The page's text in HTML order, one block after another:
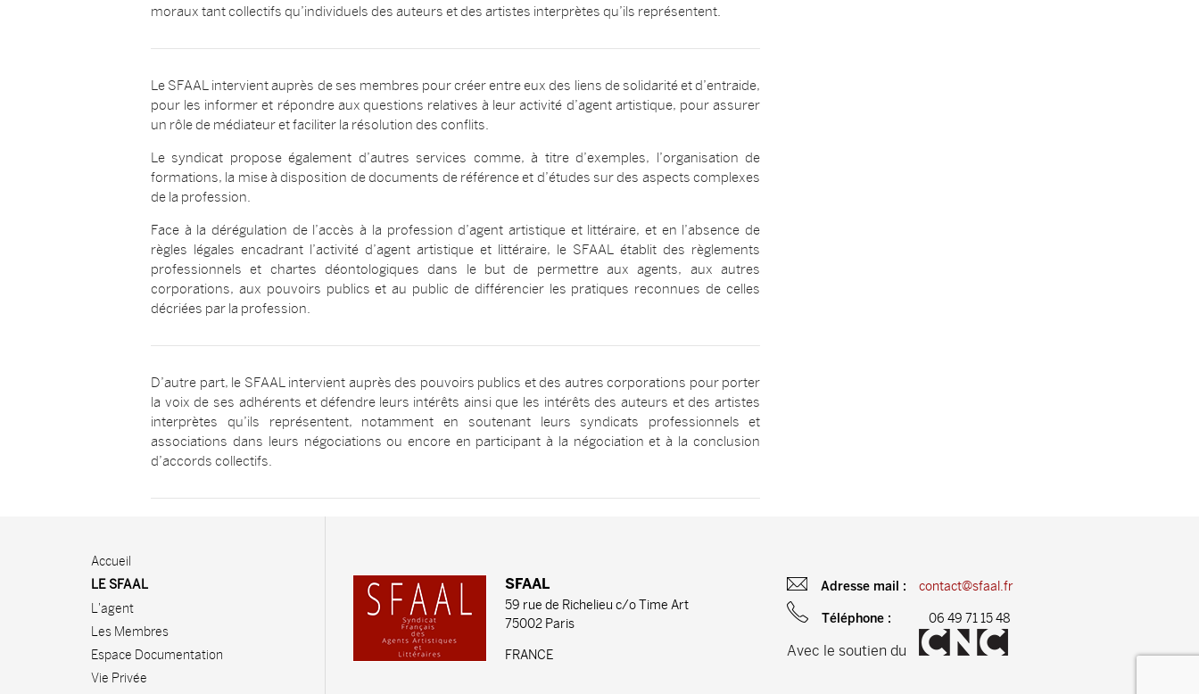
moraux tant collectifs qu’individuels des auteurs et des artistes interprètes qu’ils représentent.
Le SFAAL intervient auprès de ses membres pour créer entre eux des liens de solidarité et d’entraide,
pour les informer et répondre aux questions relatives à leur activité d’agent artistique, pour assurer
un rôle de médiateur et faciliter la résolution des conflits.
Le syndicat propose également d’autres services comme, à titre d’exemples, l’organisation de
formations, la mise à disposition de documents de référence et d’études sur des aspects complexes
de la profession.
Face à la dérégulation de l’accès à la profession d’agent artistique et littéraire, et en l’absence de
règles légales encadrant l’activité d’agent artistique et littéraire, le SFAAL établit des règlements
professionnels et chartes déontologiques dans le but de permettre aux agents, aux autres
corporations, aux pouvoirs publics et au public de différencier les pratiques reconnues de celles
décriées par la profession.
D’autre part, le SFAAL intervient auprès des pouvoirs publics et des autres corporations pour porter
la voix de ses adhérents et défendre leurs intérêts ainsi que les intérêts des auteurs et des artistes
interprètes qu’ils représentent, notamment en soutenant leurs syndicats professionnels et
associations dans leurs négociations ou encore en participant à la négociation et à la conclusion
d’accords collectifs.
Accueil
LE SFAAL
L'agent
Les Membres
Espace Documentation
Vie Privée
SFAAL
59 rue de Richelieu c/o Time Art
75002 Paris
FRANCE
Adresse mail : contact@sfaal.fr
Téléphone : 06 49 71 15 48
Avec le soutien du